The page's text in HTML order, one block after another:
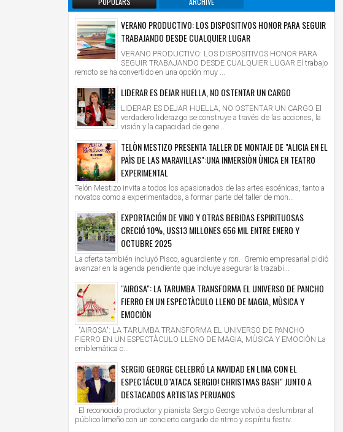
VERANO PRODUCTIVO: LOS DISPOSITIVOS HONOR PARA SEGUIR
TRABAJANDO DESDE CUALQUIER LUGAR
VERANO PRODUCTIVO: LOS DISPOSITIVOS HONOR PARA
SEGUIR TRABAJANDO DESDE CUALQUIER LUGAR El trabajo
remoto se ha convertido en una opción muy ...
LIDERAR ES DEJAR HUELLA, NO OSTENTAR UN CARGO
LIDERAR ES DEJAR HUELLA, NO OSTENTAR UN CARGO El
verdadero liderazgo se construye a través de las acciones, la
visión y la capacidad de gene...
TELÒN MESTIZO PRESENTA TALLER DE MONTAJE DE "ALICIA EN EL
PAÌS DE LAS MARAVILLAS":UNA INMERSIÒN ÙNICA EN TEATRO
EXPERIMENTAL
Telón Mestizo invita a todos los apasionados de las artes escénicas, tanto a
novatos como a experimentados, a formar parte del taller de mon...
EXPORTACIÓN DE VINO Y OTRAS BEBIDAS ESPIRITUOSAS
CRECIÓ 10%, US$13 MILLONES 656 MIL ENTRE ENERO Y
OCTUBRE 2025
La oferta también incluyó Pisco, aguardiente y ron. Gremio empresarial pidió
avanzar en la agenda pendiente que incluye asegurar la trazabi...
"AIROSA": LA TARUMBA TRANSFORMA EL UNIVERSO DE PANCHO
FIERRO EN UN ESPECTÀCULO LLENO DE MAGIA, MÙSICA Y
EMOCIÒN
"AIROSA": LA TARUMBA TRANSFORMA EL UNIVERSO DE PANCHO
FIERRO EN UN ESPECTÀCULO LLENO DE MAGIA, MÙSICA Y EMOCIÒN La
emblemática c...
SERGIO GEORGE CELEBRÓ LA NAVIDAD EN LIMA CON EL
ESPECTÁCULO"ATACA SERGIO! CHRISTMAS BASH" JUNTO A
DESTACADOS ARTISTAS PERUANOS
El reconocido productor y pianista Sergio George volvió a deslumbrar al
público limeño con un concierto cargado de ritmo y espíritu festiv...